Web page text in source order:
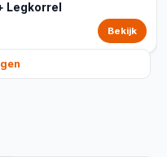
Legkorrel
Bekijk